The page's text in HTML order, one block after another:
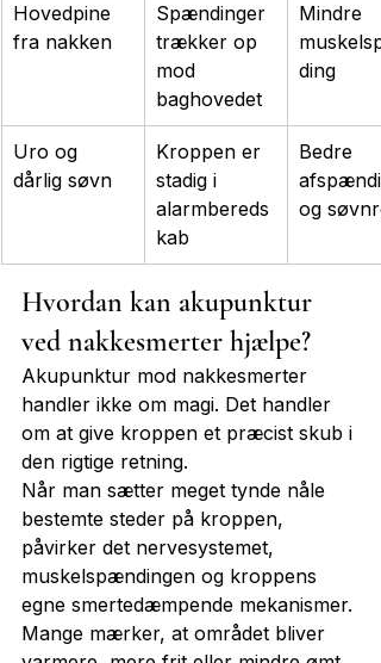
Hovedpine
fra nakken
Spændinger
trækker op
mod
baghovedet
Mindre
ding
Uro og
dårlig søvn
Kroppen er
stadig i
alarmbereds
kab
Bedre
og søvnro
Hvordan kan akupunktur
ved nakkesmerter hjælpe?
Akupunktur mod nakkesmerter
handler ikke om magi. Det handler
om at give kroppen et præcist skub i
den rigtige retning.
Når man sætter meget tynde nåle
bestemte steder på kroppen,
påvirker det nervesystemet,
muskelspændingen og kroppens
egne smertedæmpende mekanismer.
Mange mærker, at området bliver